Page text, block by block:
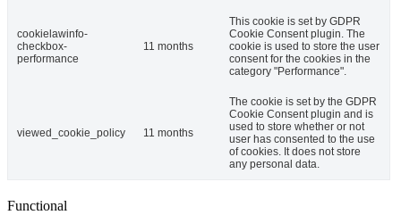
cookielawinfo-
checkbox-
performance
11 months
This cookie is set by GDPR
Cookie Consent plugin. The
cookie is used to store the user
consent for the cookies in the
category "Performance".
viewed_cookie_policy 11 months
The cookie is set by the GDPR
Cookie Consent plugin and is
used to store whether or not
user has consented to the use
of cookies. It does not store
any personal data.
Functional